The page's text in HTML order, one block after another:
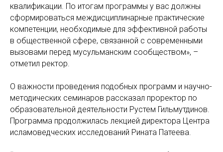
квалификации. По итогам программы у вас должны
сформироваться междисциплинарные практические
компетенции, необходимые для эффективной работы
в общественной сфере, связанной с современными
вызовами перед мусульманским сообществом», –
отметил ректор.
О важности проведения подобных программ и научно-
методических семинаров рассказал проректор по
образовательной деятельности Рустем Гильмутдинов.
Программа продолжилась лекцией директора Центра
исламоведческих исследований Рината Патеева.